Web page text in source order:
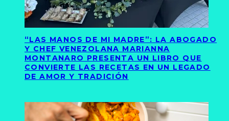
“LAS MANOS DE MI MADRE”: LA ABOGADO
Y CHEF VENEZOLANA MARIANNA
MONTANARO PRESENTA UN LIBRO QUE
CONVIERTE LAS RECETAS EN UN LEGADO
DE AMOR Y TRADICIÓN